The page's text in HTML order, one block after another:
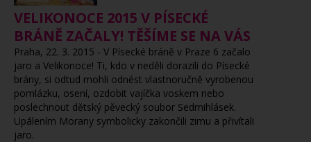
VELIKONOCE 2015 V PÍSECKÉ
BRÁNĚ ZAČALY! TĚŠÍME SE NA VÁS
Praha, 22. 3. 2015 - V Písecké bráně v Praze 6 začalo
jaro a Velikonoce! Ti, kdo v neděli dorazili do Písecké
brány, si odtud mohli odnést vlastnoručně vyrobenou
pomlázku, osení, ozdobit vajíčka voskem nebo
poslechnout dětský pěvecký soubor Sedmihlásek.
Upálením Morany symbolicky zakončili zimu a přivítali
jaro.